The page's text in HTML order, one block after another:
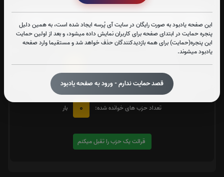
این صفحه یادبود به صورت رایگان در سایت آی پُرسه ایجاد شده است، به همین دلیل
پنجره حمایت در ابتدای صفحه برای کاربران نمایش داده میشود، و بعد از اولین حمایت
این پنجره(حمایت) برای همه بازدیدکنندگان حذف خواهد شد و مستقیما وارد صفحه
یادبود میشوند.
قصد حمایت ندارم - ورود به صفحه یادبود
زیارت شهدا
متن زیارت شهدا
تعداد دفعات ختم کل قرآن: 0 بار
در صورت تمایل با کلیک بر روی دکمه زیر قرائتیک حزبرا تقبل کنید. بعد از کلیک
کردن سامانه شماره و صوت اولین حزب خوانده نشده را نمایش میدهد
تعداد حزب های خوانده شده:
0 بار
قرائت یک حزب را تقبل میکنم